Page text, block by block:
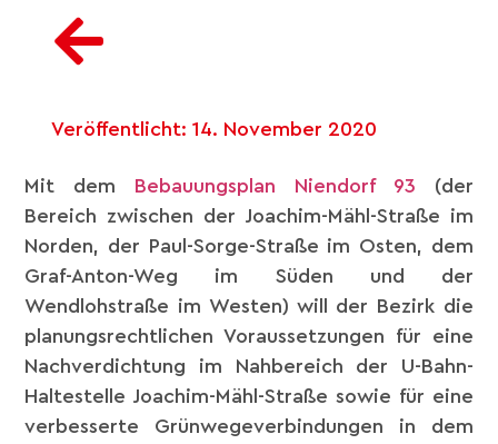
Veröffentlicht: 14. November 2020
Mit dem Bebauungsplan Niendorf 93 (der
Bereich zwischen der Joachim-Mähl-Straße im
Norden, der Paul-Sorge-Straße im Osten, dem
Graf-Anton-Weg im Süden und der
Wendlohstraße im Westen) will der Bezirk die
planungsrechtlichen Voraussetzungen für eine
Nachverdichtung im Nahbereich der U-Bahn-
Haltestelle Joachim-Mähl-Straße sowie für eine
verbesserte Grünwegeverbindungen in dem